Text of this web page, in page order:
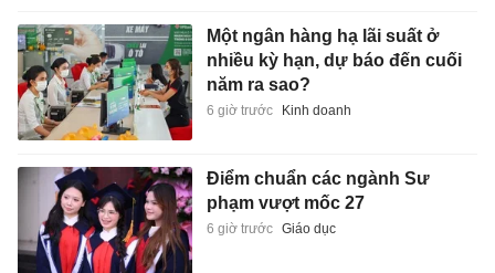
Một ngân hàng hạ lãi suất ở
nhiều kỳ hạn, dự báo đến cuối
năm ra sao?
6 giờ trước Kinh doanh
Điểm chuẩn các ngành Sư
phạm vượt mốc 27
6 giờ trước Giáo dục